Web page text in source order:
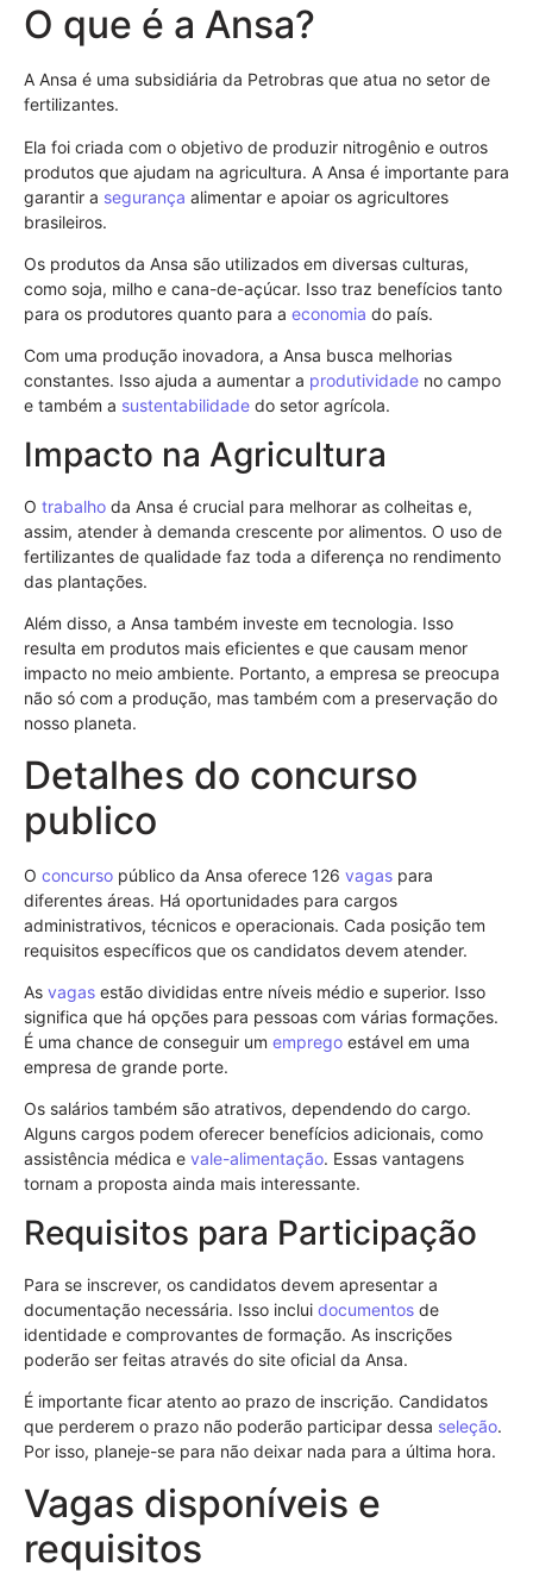
O que é a Ansa?
A Ansa é uma subsidiária da Petrobras que atua no setor de
fertilizantes.
Ela foi criada com o objetivo de produzir nitrogênio e outros
produtos que ajudam na agricultura. A Ansa é importante para
garantir a segurança alimentar e apoiar os agricultores
brasileiros.
Os produtos da Ansa são utilizados em diversas culturas,
como soja, milho e cana-de-açúcar. Isso traz benefícios tanto
para os produtores quanto para a economia do país.
Com uma produção inovadora, a Ansa busca melhorias
constantes. Isso ajuda a aumentar a produtividade no campo
e também a sustentabilidade do setor agrícola.
Impacto na Agricultura
O trabalho da Ansa é crucial para melhorar as colheitas e,
assim, atender à demanda crescente por alimentos. O uso de
fertilizantes de qualidade faz toda a diferença no rendimento
das plantações.
Além disso, a Ansa também investe em tecnologia. Isso
resulta em produtos mais eficientes e que causam menor
impacto no meio ambiente. Portanto, a empresa se preocupa
não só com a produção, mas também com a preservação do
nosso planeta.
Detalhes do concurso
publico
O concurso público da Ansa oferece 126 vagas para
diferentes áreas. Há oportunidades para cargos
administrativos, técnicos e operacionais. Cada posição tem
requisitos específicos que os candidatos devem atender.
As vagas estão divididas entre níveis médio e superior. Isso
significa que há opções para pessoas com várias formações.
É uma chance de conseguir um emprego estável em uma
empresa de grande porte.
Os salários também são atrativos, dependendo do cargo.
Alguns cargos podem oferecer benefícios adicionais, como
assistência médica e vale-alimentação. Essas vantagens
tornam a proposta ainda mais interessante.
Requisitos para Participação
Para se inscrever, os candidatos devem apresentar a
documentação necessária. Isso inclui documentos de
identidade e comprovantes de formação. As inscrições
poderão ser feitas através do site oficial da Ansa.
É importante ficar atento ao prazo de inscrição. Candidatos
que perderem o prazo não poderão participar dessa seleção.
Por isso, planeje-se para não deixar nada para a última hora.
Vagas disponíveis e
requisitos